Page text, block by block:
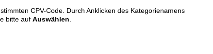
CPV-Code. Durch Anklicken des Kategorienamens
bitte auf Auswählen